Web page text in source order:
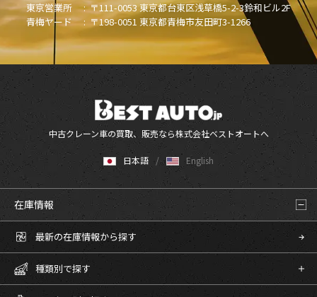
東京営業所 : 〒111-0053 東京都台東区浅草橋5-2-3鈴和ビル2F
青梅ヤード : 〒198-0051 東京都青梅市友田町3-1266
中古クレーン車の買取、販売なら株式会社ベストオートへ
日本語 English
在庫情報
最新の在庫情報から探す
種類別で探す